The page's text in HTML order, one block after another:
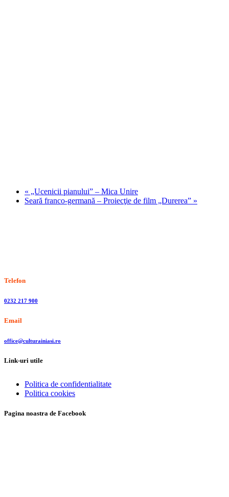
« „Ucenicii pianului” – Mica Unire
Seară franco-germană – Proiecţie de film „Durerea” »
Telefon
0232 217 900
Email
office@culturainiasi.ro
Link-uri utile
Politica de confidentialitate
Politica cookies
Pagina noastra de Facebook